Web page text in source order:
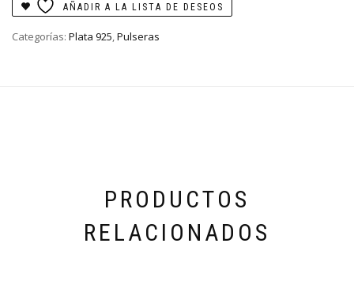
AÑADIR A LA LISTA DE DESEOS
Categorías: Plata 925,Pulseras
PRODUCTOS
RELACIONADOS